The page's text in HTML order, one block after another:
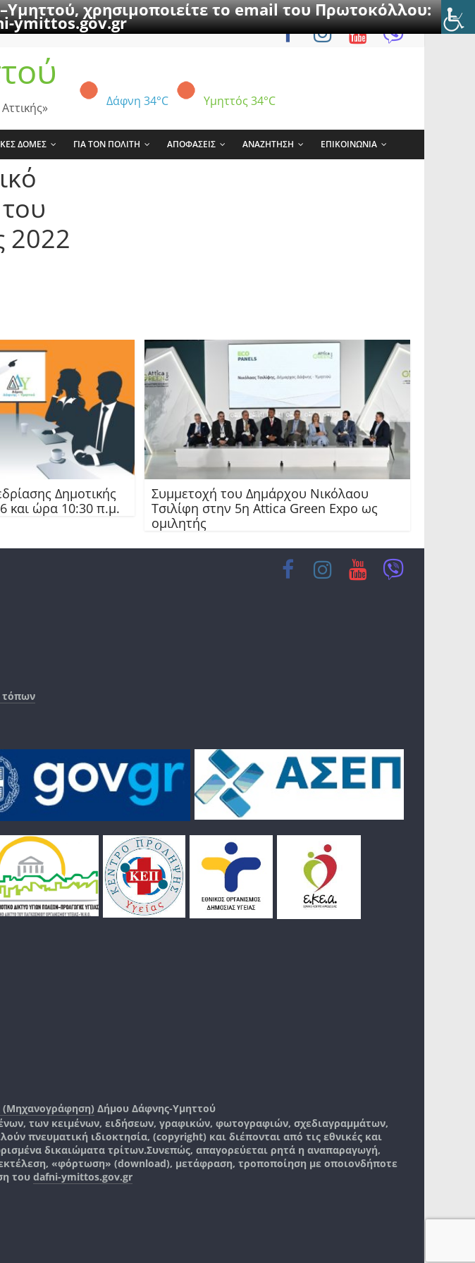
χρησιμοποιείτε το email του Πρωτοκόλλου:
ymittos.gov.gr
Δάφνη 34°C Υμηττός 34°C
ΔΟΜΕΣ ΓΙΑ ΤΟΝ ΠΟΛΙΤΗ ΑΠΟΦΑΣΕΙΣ ΑΝΑΖΗΤΗΣΗ ΕΠΙΚΟΙΝΩΝΙΑ
2022
Δημοτικής
και ώρα 10:30 π.μ.
Συμμετοχή του Δημάρχου Νικόλαου
Τσιλίφη στην 5η Attica Green Expo ως
ομιλητής
τόπων
(Μηχανογράφηση) Δήμου Δάφνης-Υμηττού
των κειμένων, ειδήσεων, γραφικών, φωτογραφιών, σχεδιαγραμμάτων,
πνευματική ιδιοκτησία, (copyright) και διέπονται από τις εθνικές και
δικαιώματα τρίτων.Συνεπώς, απαγορεύεται ρητά η αναπαραγωγή,
«φόρτωση» (download), μετάφραση, τροποποίηση με οποιονδήποτε
του dafni-ymittos.gov.gr